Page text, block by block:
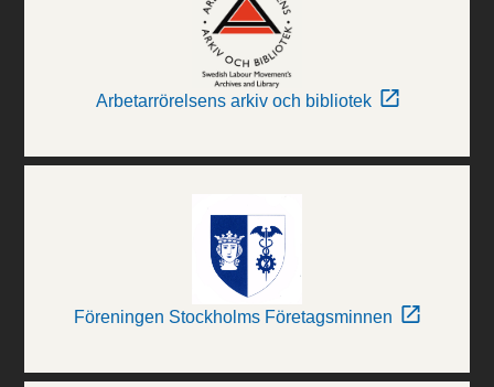
Arbetarrörelsens arkiv och bibliotek
Föreningen Stockholms Företagsminnen